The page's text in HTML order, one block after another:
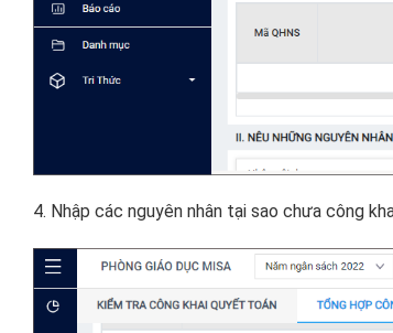
4. Nhập các nguyên nhân tại sao chưa công